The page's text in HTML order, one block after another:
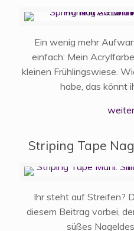
Ein wenig mehr
einfach: Mein
kleinen Frühlingswiese.
habe, das könnt
Striping Tape
Ihr steht auf Streifen?
diesem Beitrag vorbei,
süßes